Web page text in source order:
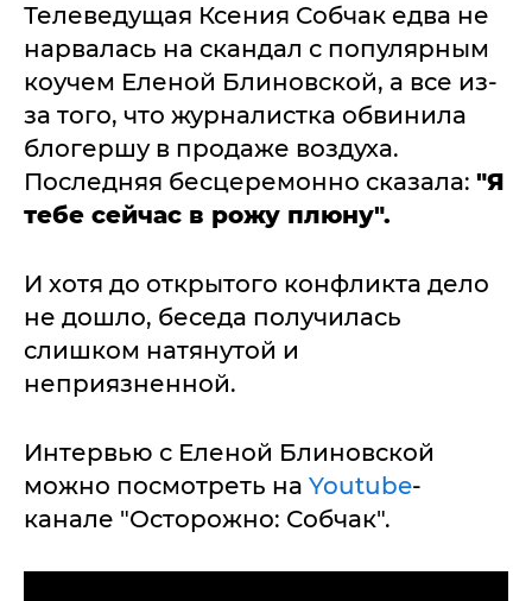
Телеведущая Ксения Собчак едва не
нарвалась на скандал с популярным
коучем Еленой Блиновской, а все из-
за того, что журналистка обвинила
блогершу в продаже воздуха.
Последняя бесцеремонно сказала: "Я
тебе сейчас в рожу плюну".
И хотя до открытого конфликта дело
не дошло, беседа получилась
слишком натянутой и
неприязненной.
Интервью с Еленой Блиновской
можно посмотреть на Youtube-
канале "Осторожно: Собчак".